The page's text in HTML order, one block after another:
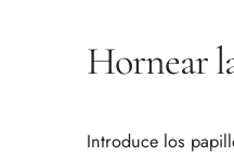
Hornear
Introduce los